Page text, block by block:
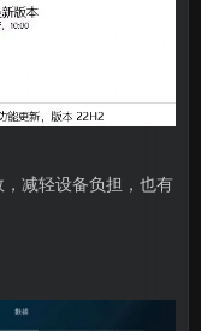
减轻设备负担，也有